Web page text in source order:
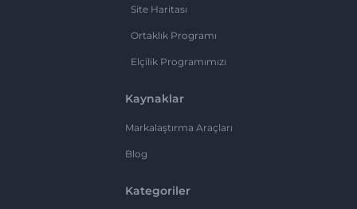
Site Haritası
Ortaklık Programı
Elçilik Programımızı
Kaynaklar
Markalaştırma Araçları
Blog
Kategoriler